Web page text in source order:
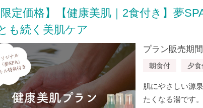
限定価格】【健康美肌｜2食付き】夢
も続く美肌ケア
プラン販売期
朝食付 夕
肌にやさしい源
たくなる湯です